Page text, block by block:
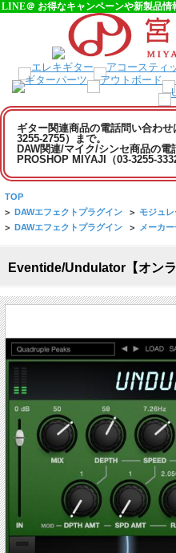
LINE＠ お得なキャンペーンや新製品
ギター関連商品の電話問い合わ
3255-2755）まで。
DAW関連/マイク/シンセ商品の
PROSHOP MIYAJI（03-3255-
TOP
> DAWエフェクトプラグイン > モジュ
> DAWエフェクトプラグイン > メーカ
Eventide/Undulator【オンラ